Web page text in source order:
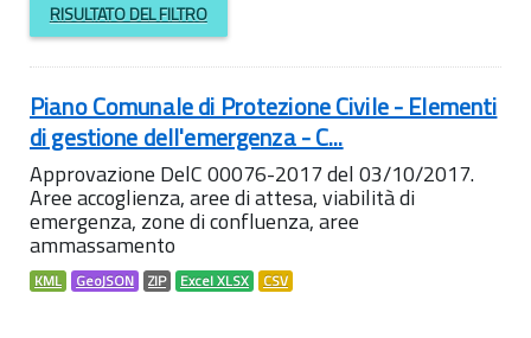
RISULTATO DEL FILTRO
Piano Comunale di Protezione Civile - Elementi
di gestione dell'emergenza - C...
Approvazione DelC 00076-2017 del 03/10/2017.
Aree accoglienza, aree di attesa, viabilità di
emergenza, zone di confluenza, aree
ammassamento
KML GeoJSON ZIP Excel XLSX CSV